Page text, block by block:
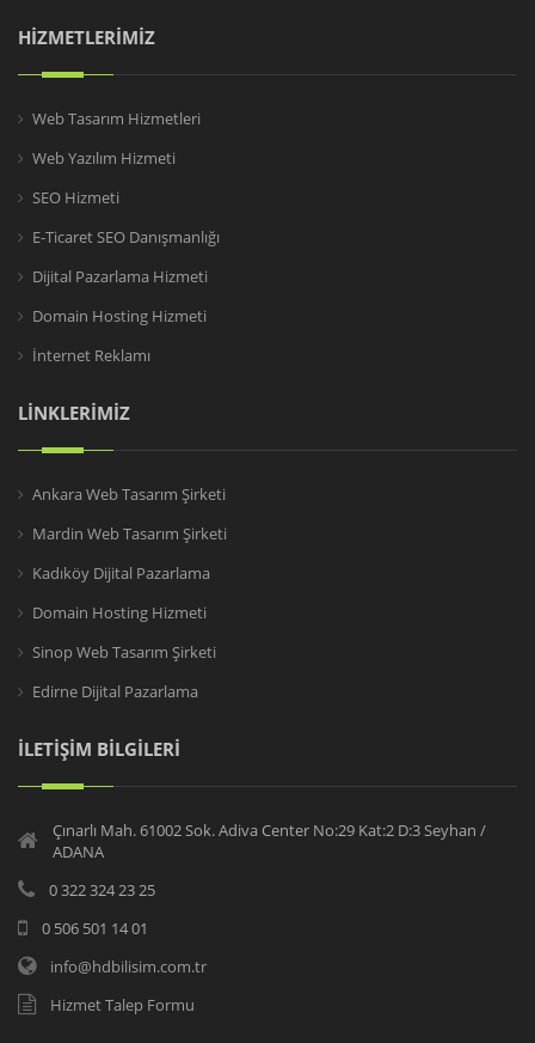
HİZMETLERİMİZ
Web Tasarım Hizmetleri
Web Yazılım Hizmeti
SEO Hizmeti
E-Ticaret SEO Danışmanlığı
Dijital Pazarlama Hizmeti
Domain Hosting Hizmeti
İnternet Reklamı
LİNKLERİMİZ
Ankara Web Tasarım Şirketi
Mardin Web Tasarım Şirketi
Kadıköy Dijital Pazarlama
Domain Hosting Hizmeti
Sinop Web Tasarım Şirketi
Edirne Dijital Pazarlama
İLETİŞİM BİLGİLERİ
Çınarlı Mah. 61002 Sok. Adiva Center No:29 Kat:2 D:3 Seyhan /
ADANA
0 322 324 23 25
0 506 501 14 01
info@hdbilisim.com.tr
Hizmet Talep Formu